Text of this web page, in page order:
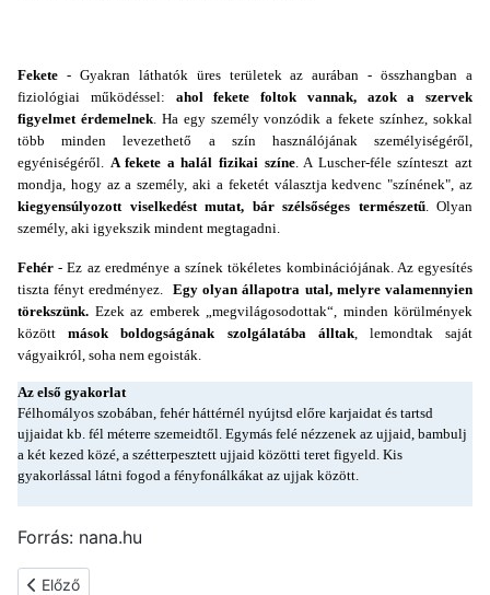
Fekete - Gyakran láthatók üres területek az aurában - összhangban a
fiziológiai működéssel: ahol fekete foltok vannak, azok a szervek
figyelmet érdemelnek. Ha egy személy vonzódik a fekete színhez, sokkal
több minden levezethető a szín használójának személyiségéről,
egyéniségéről. A fekete a halál fizikai színe. A Luscher-féle színteszt azt
mondja, hogy az a személy, aki a feketét választja kedvenc "színének", az
kiegyensúlyozott viselkedést mutat, bár szélsőséges természetű. Olyan
személy, aki igyekszik mindent megtagadni.
Fehér- Ez az eredménye a színek tökéletes kombinációjának. Az egyesítés
tiszta fényt eredményez. Egy olyan állapotra utal, melyre valamennyien
törekszünk. Ezek az emberek „megvilágosodottak“, minden körülmények
közöttmások boldogságának szolgálatába álltak, lemondtak saját
vágyaikról, soha nem egoisták.
Az első gyakorlat
Félhomályos szobában, fehér háttérnél nyújtsd előre karjaidat és tartsd
ujjaidat kb. fél méterre szemeidtől. Egymás felé nézzenek az ujjaid, bambulj
a két kezed közé, a szétterpesztett ujjaid közötti teret figyeld. Kis
gyakorlással látni fogod a fényfonálkákat az ujjak között.
Forrás: nana.hu
Előző cikk: Mese és TV
Előző